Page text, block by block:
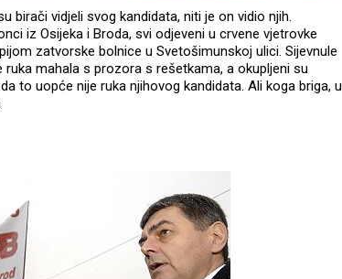
birači vidjeli svog kandidata, niti je on vidio njih.
iz Osijeka i Broda, svi odjeveni u crvene vjetrovke
zatvorske bolnice u Svetošimunskoj ulici. Sijevnule
mahala s prozora s rešetkama, a okupljeni su
to uopće nije ruka njihovog kandidata. Ali koga briga, u